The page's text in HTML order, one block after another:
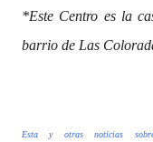
*Este Centro es la
barrio de Las
Esta y otras noticias